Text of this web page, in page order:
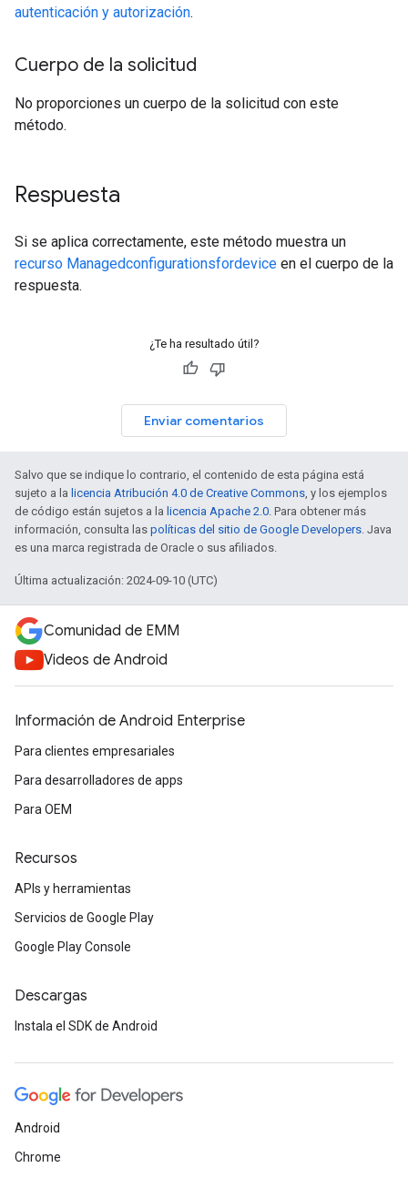
autenticación y autorización.
Cuerpo de la solicitud
No proporciones un cuerpo de la solicitud con este
método.
Respuesta
Si se aplica correctamente, este método muestra un
recurso Managedconfigurationsfordevice en el cuerpo de la
respuesta.
¿Te ha resultado útil?
Enviar comentarios
Salvo que se indique lo contrario, el contenido de esta página está
sujeto a la licencia Atribución 4.0 de Creative Commons, y los ejemplos
de código están sujetos a la licencia Apache 2.0. Para obtener más
información, consulta las políticas del sitio de Google Developers. Java
es una marca registrada de Oracle o sus afiliados.
Última actualización: 2024-09-10 (UTC)
Comunidad de EMM
Videos de Android
Información de Android Enterprise
Para clientes empresariales
Para desarrolladores de apps
Para OEM
Recursos
APIs y herramientas
Servicios de Google Play
Google Play Console
Descargas
Instala el SDK de Android
Android
Chrome